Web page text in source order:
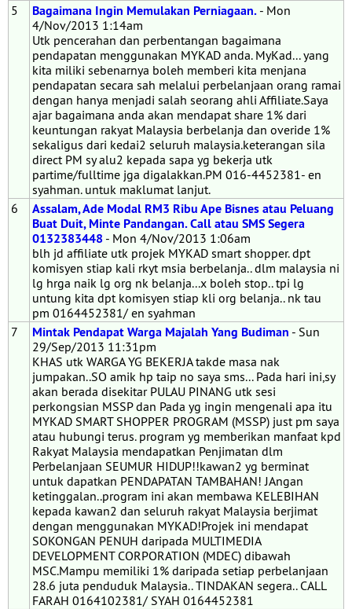
5
Bagaimana Ingin Memulakan Perniagaan. - Mon
4/Nov/2013 1:14am
Utk pencerahan dan perbentangan bagaimana
pendapatan menggunakan MYKAD anda. MyKad... yang
kita miliki sebenarnya boleh memberi kita menjana
pendapatan secara sah melalui perbelanjaan orang ramai
dengan hanya menjadi salah seorang ahli Affiliate.Saya
ajar bagaimana anda akan mendapat share 1% dari
keuntungan rakyat Malaysia berbelanja dan overide 1%
sekaligus dari kedai2 seluruh malaysia.keterangan sila
direct PM sy alu2 kepada sapa yg bekerja utk
partime/fulltime jga digalakkan.PM 016-4452381- en
syahman. untuk maklumat lanjut.
6
Assalam, Ade Modal RM3 Ribu Ape Bisnes atau Peluang
Buat Duit, Minte Pandangan. Call atau SMS Segera
0132383448 - Mon 4/Nov/2013 1:06am
blh jd affiliate utk projek MYKAD smart shopper. dpt
komisyen stiap kali rkyt msia berbelanja.. dlm malaysia ni
lg hrga naik lg org nk belanja...x boleh stop.. tpi lg
untung kita dpt komisyen stiap kli org belanja.. nk tau
pm 0164452381/ en syahman
7
Mintak Pendapat Warga Majalah Yang Budiman - Sun
29/Sep/2013 11:31pm
KHAS utk WARGA YG BEKERJA takde masa nak
jumpakan..SO amik hp taip no saya sms... Pada hari ini,sy
akan berada disekitar PULAU PINANG utk sesi
perkongsian MSSP dan Pada yg ingin mengenali apa itu
MYKAD SMART SHOPPER PROGRAM (MSSP) just pm saya
atau hubungi terus. program yg memberikan manfaat kpd
Rakyat Malaysia mendapatkan Penjimatan dlm
Perbelanjaan SEUMUR HIDUP!!kawan2 yg berminat
untuk dapatkan PENDAPATAN TAMBAHAN! JAngan
ketinggalan..program ini akan membawa KELEBIHAN
kepada kawan2 dan seluruh rakyat Malaysia berjimat
dengan menggunakan MYKAD!Projek ini mendapat
SOKONGAN PENUH daripada MULTIMEDIA
DEVELOPMENT CORPORATION (MDEC) dibawah
MSC.Mampu memiliki 1% daripada setiap perbelanjaan
28.6 juta penduduk Malaysia.. TINDAKAN segera.. CALL
FARAH 0164102381/ SYAH 0164452381